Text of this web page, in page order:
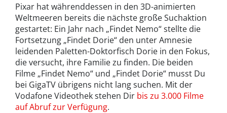
Pixar hat währenddessen in den 3D-animierten
Weltmeeren bereits die nächste große Suchaktion
gestartet: Ein Jahr nach „Findet Nemo“ stellte die
Fortsetzung „Findet Dorie“ den unter Amnesie
leidenden Paletten-Doktorfisch Dorie in den Fokus,
die versucht, ihre Familie zu finden. Die beiden
Filme „Findet Nemo“ und „Findet Dorie“ musst Du
bei GigaTV übrigens nicht lang suchen. Mit der
Vodafone Videothek stehen Dir bis zu 3.000 Filme
auf Abruf zur Verfügung.